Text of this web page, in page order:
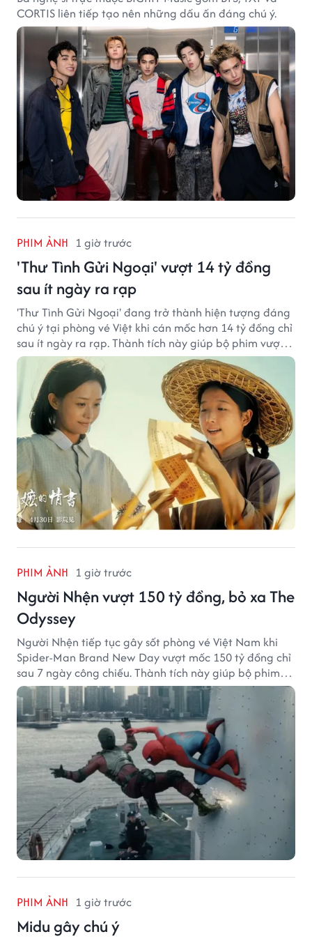
CORTIS liên tiếp tạo nên những dấu ấn đáng chú ý.
PHIM ẢNH 1 giờ trước
'Thư Tình Gửi Ngoại' vượt 14 tỷ đồng
sau ít ngày ra rạp
'Thư Tình Gửi Ngoại' đang trở thành hiện tượng đáng
chú ý tại phòng vé Việt khi cán mốc hơn 14 tỷ đồng chỉ
sau ít ngày ra rạp. Thành tích này giúp bộ phim vượt
kỳ vọng ban đầu và duy trì sức hút giữa cuộc cạnh
tranh của nhiều tác phẩm lớn.
PHIM ẢNH 1 giờ trước
Người Nhện vượt 150 tỷ đồng, bỏ xa The
Odyssey
Người Nhện tiếp tục gây sốt phòng vé Việt Nam khi
Spider-Man Brand New Day vượt mốc 150 tỷ đồng chỉ
sau 7 ngày công chiếu. Thành tích này giúp bộ phim
của Tom Holland tạo khoảng cách đáng kể với The
Odyssey trên đường đua doanh thu.
PHIM ẢNH 1 giờ trước
Midu gây chú ý